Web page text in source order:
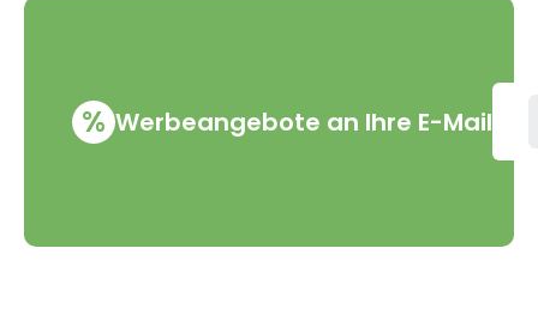
% Werbeangebote an Ihre E-Mail